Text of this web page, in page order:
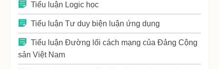
Tiểu luận Logic học
Tiểu luận Tư duy biện luận ứng dụng
Tiểu luận Đường lối cách mạng của Đảng Cộng
sản Việt Nam